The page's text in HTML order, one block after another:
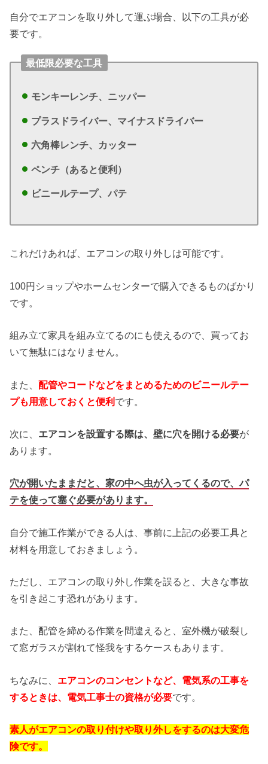
自分でエアコンを取り外して運ぶ場合、以下の工具が必
要です。
最低限必要な工具
モンキーレンチ、 ニッパー
プラスドライバー、 マイナスドライバー
六角棒レンチ、 カッター
ペンチ（あると便利）
ビニールテープ、 パテ
これだけあれば、エアコンの取り外しは可能です。
100円ショップやホームセンターで購入できるものばかり
です。
組み立て家具を組み立てるのにも使えるので、買ってお
いて無駄にはなりません。
また、配管やコードなどをまとめるためのビニールテー
プも用意しておくと便利 です。
次に、 エアコンを設置する際は、壁に穴を開ける必要が
あります。
穴が開いたままだと、家の中へ虫が入ってくるので、パ
テを使って塞ぐ必要があります。
自分で施工作業ができる人は、事前に上記の必要工具と
材料を用意しておきましょう。
ただし、エアコンの取り外し作業を誤ると、大きな事故
を引き起こす恐れがあります。
また、配管を締める作業を間違えると、室外機が破裂し
て窓ガラスが割れて怪我をするケースもあります。
ちなみに、 エアコンのコンセントなど、電気系の工事を
するときは、電気工事士の資格が必要です。
素人がエアコンの取り付けや取り外しをするのは大変危
険です。